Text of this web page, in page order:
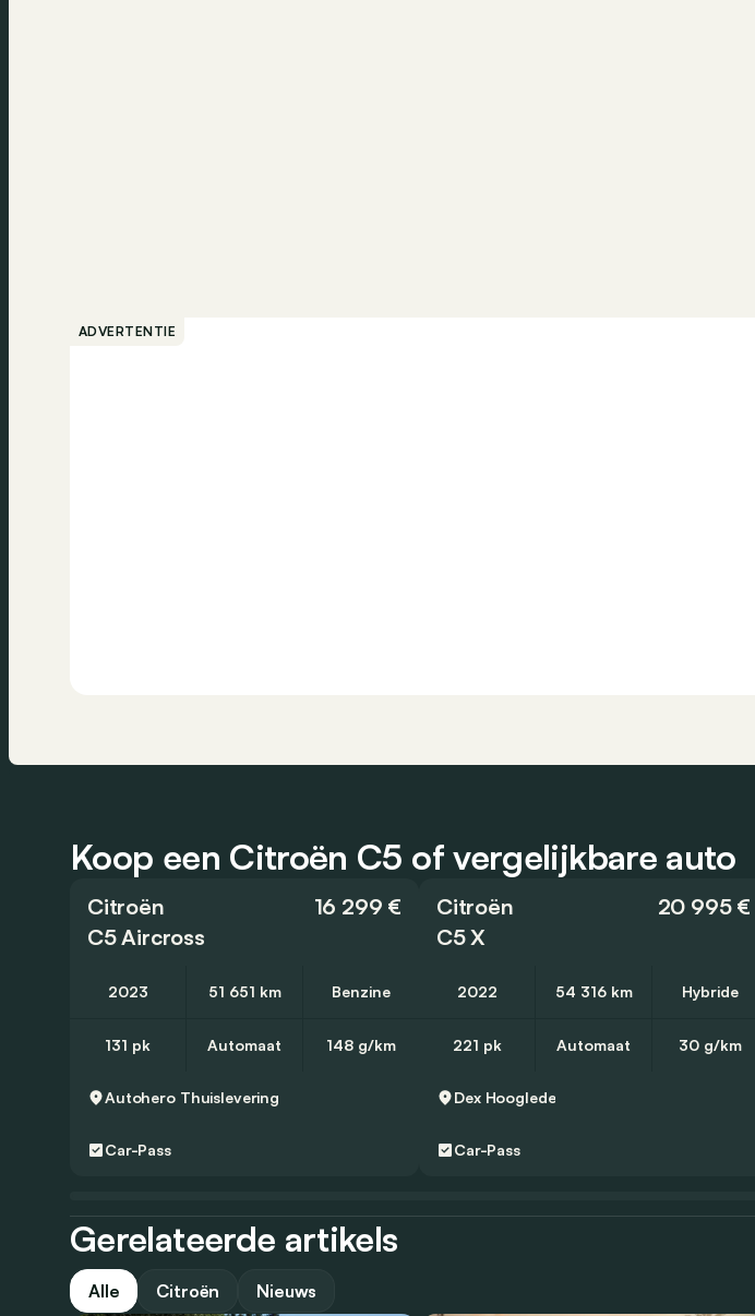
ADVERTENTIE
Koop een Citroën C5 of vergelijkbare auto
Citroën
C5 Aircross
16 299 €
2023 51 651 km Benzine
131 pk Automaat 148 g/km
Autohero Thuislevering
Car-Pass
Citroën
C5 X
20 995 €
2022 54 316 km Hybride
221 pk Automaat 30 g/km
Dex Hooglede
Car-Pass
Gerelateerde artikels
Alle Citroën Nieuws